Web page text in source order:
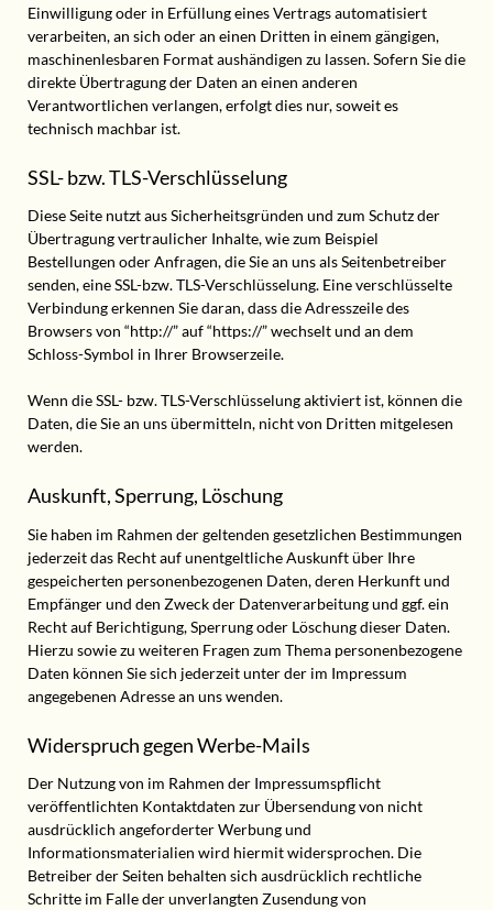
Einwilligung oder in Erfüllung eines Vertrags automatisiert
verarbeiten, an sich oder an einen Dritten in einem gängigen,
maschinenlesbaren Format aushändigen zu lassen. Sofern Sie die
direkte Übertragung der Daten an einen anderen
Verantwortlichen verlangen, erfolgt dies nur, soweit es
technisch machbar ist.
SSL- bzw. TLS-Verschlüsselung
Diese Seite nutzt aus Sicherheitsgründen und zum Schutz der
Übertragung vertraulicher Inhalte, wie zum Beispiel
Bestellungen oder Anfragen, die Sie an uns als Seitenbetreiber
senden, eine SSL-bzw. TLS-Verschlüsselung. Eine verschlüsselte
Verbindung erkennen Sie daran, dass die Adresszeile des
Browsers von “http://” auf “https://” wechselt und an dem
Schloss-Symbol in Ihrer Browserzeile.
Wenn die SSL- bzw. TLS-Verschlüsselung aktiviert ist, können die
Daten, die Sie an uns übermitteln, nicht von Dritten mitgelesen
werden.
Auskunft, Sperrung, Löschung
Sie haben im Rahmen der geltenden gesetzlichen Bestimmungen
jederzeit das Recht auf unentgeltliche Auskunft über Ihre
gespeicherten personenbezogenen Daten, deren Herkunft und
Empfänger und den Zweck der Datenverarbeitung und ggf. ein
Recht auf Berichtigung, Sperrung oder Löschung dieser Daten.
Hierzu sowie zu weiteren Fragen zum Thema personenbezogene
Daten können Sie sich jederzeit unter der im Impressum
angegebenen Adresse an uns wenden.
Widerspruch gegen Werbe-Mails
Der Nutzung von im Rahmen der Impressumspflicht
veröffentlichten Kontaktdaten zur Übersendung von nicht
ausdrücklich angeforderter Werbung und
Informationsmaterialien wird hiermit widersprochen. Die
Betreiber der Seiten behalten sich ausdrücklich rechtliche
Schritte im Falle der unverlangten Zusendung von